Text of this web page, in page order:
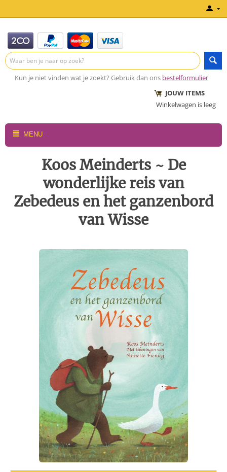
Kun je niet vinden wat je zoekt? Gebruik dan ons bestelformulier
JOUW ITEMS
Winkelwagen is leeg
MENU
Koos Meinderts ~ De
wonderlijke reis van
Zebedeus en het ganzenbord
van Wisse